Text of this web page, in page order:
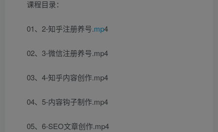
课程目录：
01、2-知乎注册养号.mp4
02、3-微信注册养号.mp4
03、4-知乎内容创作.mp4
04、5-内容钩子制作.mp4
05、6-SEO文章创作.mp4